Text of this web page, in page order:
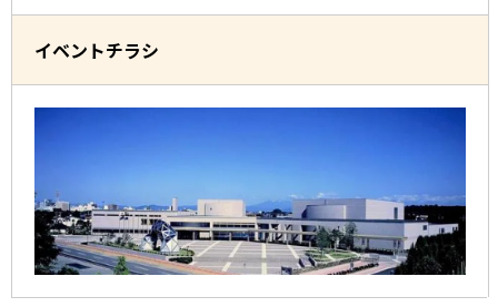
イベントチラシ